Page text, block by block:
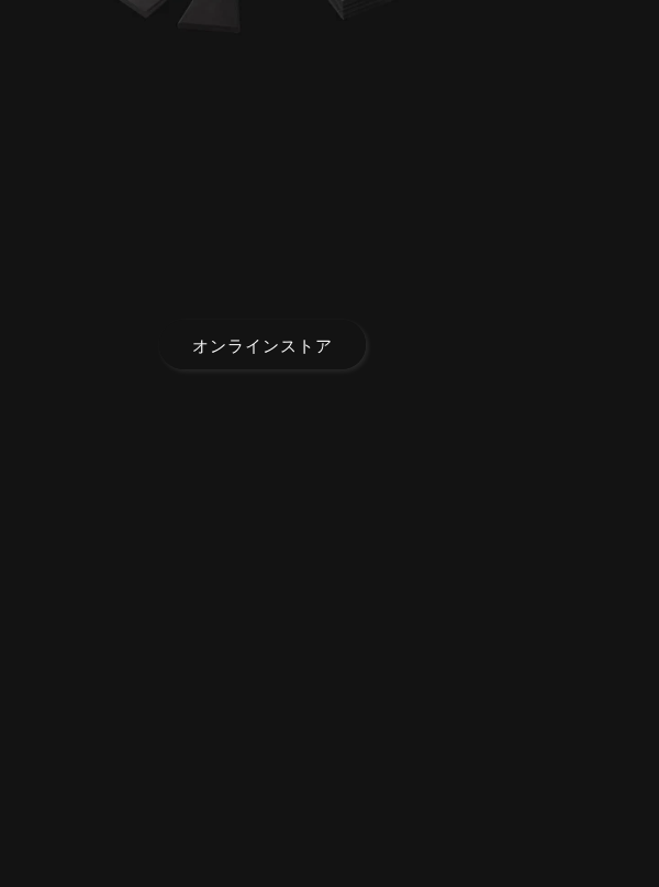
オンラインストア